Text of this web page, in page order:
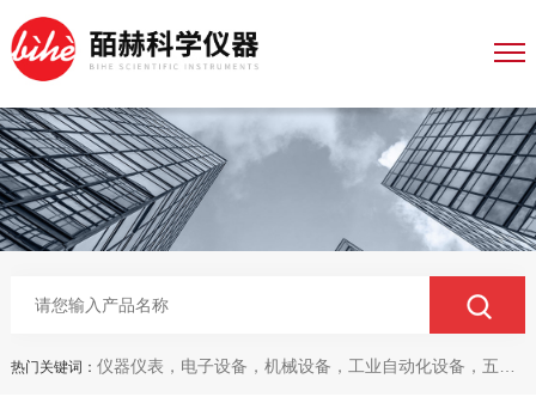
热门关键词： 仪器仪表，电子设备，机械设备，工业自动化设备，五金产品，电线电缆，金属材料，电子